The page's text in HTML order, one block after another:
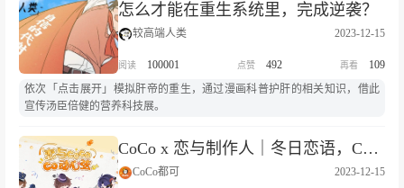
怎么才能在重生系统里，完成逆袭？
较高端人类 2023-12-15
100001 492
109
依次「点击展开」模拟肝帝的重生，通过漫画科普护肝的相关知识，借此
宣传汤臣倍健的营养科技展。
CoCo x 恋与制作人｜冬日恋语，Co动心弦
CoCo都可 2023-12-15